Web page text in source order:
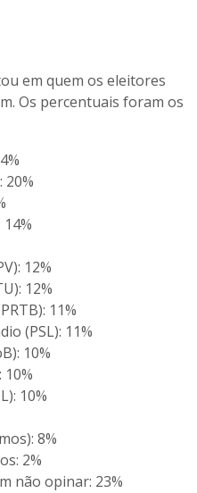
em quem os eleitores
Os percentuais foram os
20%
12%
12%
11%
(PSL): 11%
10%
10%
8%
2%
não opinar: 23%